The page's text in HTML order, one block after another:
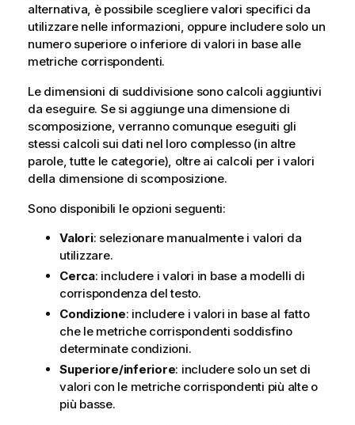
alternativa, è possibile scegliere valori specifici da
utilizzare nelle informazioni, oppure includere solo un
numero superiore o inferiore di valori in base alle
metriche corrispondenti.
Le dimensioni di suddivisione sono calcoli aggiuntivi
da eseguire. Se si aggiunge una dimensione di
scomposizione, verranno comunque eseguiti gli
stessi calcoli sui dati nel loro complesso (in altre
parole, tutte le categorie), oltre ai calcoli per i valori
della dimensione di scomposizione.
Sono disponibili le opzioni seguenti:
Valori: selezionare manualmente i valori da
utilizzare.
Cerca: includere i valori in base a modelli di
corrispondenza del testo.
Condizione: includere i valori in base al fatto
che le metriche corrispondenti soddisfino
determinate condizioni.
Superiore/inferiore: includere solo un set di
valori con le metriche corrispondenti più alte o
più basse.